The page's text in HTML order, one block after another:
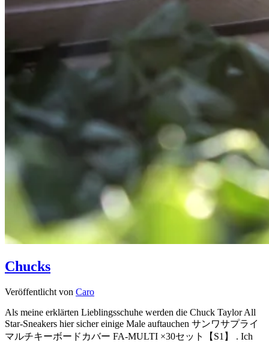
Chucks
Veröffentlicht von Caro
Als meine erklärten Lieblingsschuhe werden die Chuck Taylor All
Star-Sneakers hier sicher einige Male auftauchen サンワサプライ
マルチキーボードカバー FA-MULTI ×30セット【S1】 . Ich